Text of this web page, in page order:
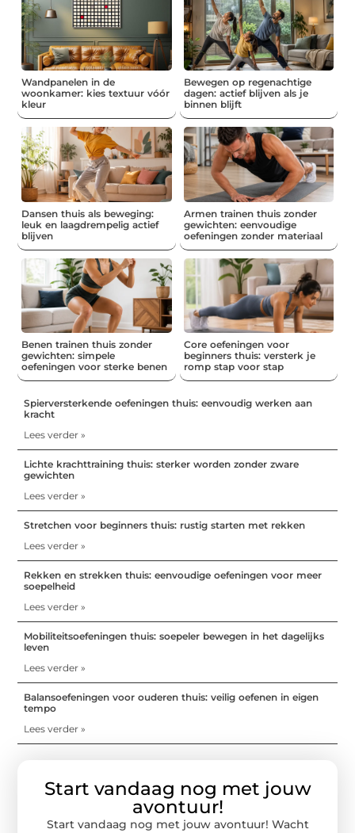
Wandpanelen in de
woonkamer: kies textuur vóór
kleur
Bewegen op regenachtige
dagen: actief blijven als je
binnen blijft
Dansen thuis als beweging:
leuk en laagdrempelig actief
blijven
Armen trainen thuis zonder
gewichten: eenvoudige
oefeningen zonder materiaal
Benen trainen thuis zonder
gewichten: simpele
oefeningen voor sterke benen
Core oefeningen voor
beginners thuis: versterk je
romp stap voor stap
Spierversterkende oefeningen thuis: eenvoudig werken aan
kracht
Lees verder »
Lichte krachttraining thuis: sterker worden zonder zware
gewichten
Lees verder »
Stretchen voor beginners thuis: rustig starten met rekken
Lees verder »
Rekken en strekken thuis: eenvoudige oefeningen voor meer
soepelheid
Lees verder »
Mobiliteitsoefeningen thuis: soepeler bewegen in het dagelijks
leven
Lees verder »
Balansoefeningen voor ouderen thuis: veilig oefenen in eigen
tempo
Lees verder »
Start vandaag nog met jouw
avontuur!
Start vandaag nog met jouw avontuur! Wacht